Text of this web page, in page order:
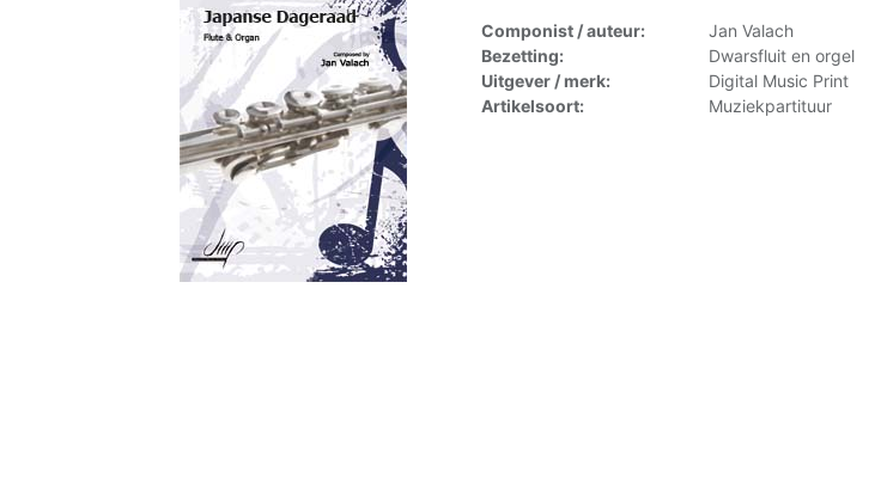
Componist / auteur:
Jan Valach
Bezetting:
Dwarsfluit en orgel
Uitgever / merk:
Digital Music Print
Artikelsoort:
Muziekpartituur